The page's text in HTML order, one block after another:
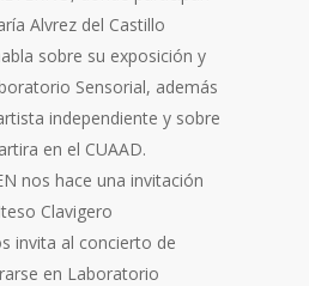
Alvrez del Castillo
sobre su exposición y
Sensorial, además
independiente y sobre
en el CUAAD.
nos hace una invitación
Clavigero
invita al concierto de
en Laboratorio